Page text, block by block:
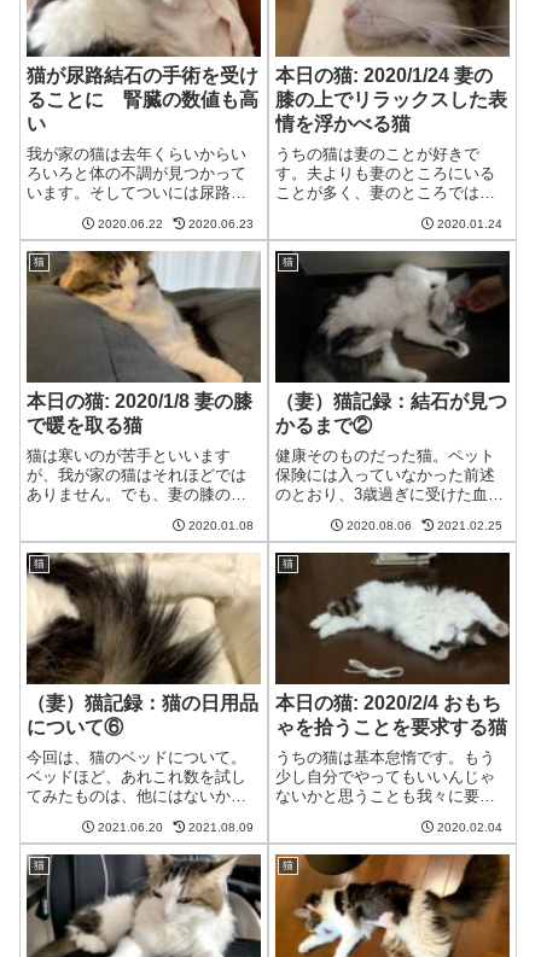
猫が尿路結石の手術を受け
ることに 腎臓の数値も高
い
我が家の猫は去年くらいからい
ろいろと体の不調が見つかって
います。そしてついには尿路結
した。腎臓の数値も高くて心配
です。クレアチニンが8.25、
BUNが111.2に病院に言った理由
は高カルシウム血症の定期検査
のため...
2020.06.22 2020.06.23
本日の猫: 2020/1/24 妻の
膝の上でリラックスした表
情を浮かべる猫
うちの猫は妻のことが好きで
す。夫よりも妻のところにいる
ことが多く、妻のところではか
を浮かべます。これ以上ないリ
ラックスした表情の猫猫やっぱ
り妻さんの膝の上は安心するわ
ね。猫もうだめもじゃ～妻あ
の、足がしびれてきた...
2020.01.24
猫
本日の猫: 2020/1/8 妻の膝
で暖を取る猫
猫は寒いのが苦手といいます
が、我が家の猫はそれほどでは
ありません。でも、妻の膝の上
を取りに来ます。胡坐をかいた
足をうまく枕にする猫猫胡坐を
かいてくれるとうまく枕にでき
ていいわね妻ちょうどさわりづ
らい距離のところに...
2020.01.08
猫
（妻）猫記録：結石が見つ
かるまで②
健康そのものだった猫。ペット
保険には入っていなかった前述
のとおり、3歳過ぎに受けた血液
は、すこぶる健康だった猫。夫
も妻も猫を飼うのは初めてでし
たが、うれしい限りだと思って
いました。体調を崩したりする
のも、まだまだ...
2020.08.06 2021.02.25
猫
（妻）猫記録：猫の日用品
について⑥
今回は、猫のベッドについて。
ベッドほど、あれこれ数を試し
てみたものは、他にはないかも
と、家じゅうあちこちに猫の寝
床があることも・・（人間のベ
ッドは一つなのに）広義でのベ
ッド（そもそもは猫用ベッドで
は無いが、我が家...
2021.06.20 2021.08.09
猫
本日の猫: 2020/2/4 おもち
ゃを拾うことを要求する猫
うちの猫は基本怠惰です。もう
少し自分でやってもいいんじゃ
ないかと思うことも我々に要求
ほしい猫猫このおもちゃは意外
と楽しいわね。。。あ、ちょっ
と遠くに行っちゃった。猫その
おもちゃ、とってほしいな(きゅ
るん)夫あらあ...
2020.02.04
猫 猫